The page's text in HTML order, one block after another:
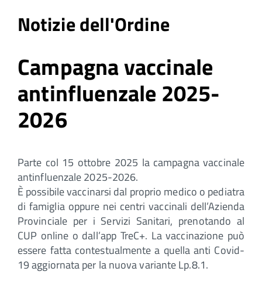
Notizie dell'Ordine
Campagna vaccinale
antinfluenzale 2025-
2026
Parte col 15 ottobre 2025 la campagna vaccinale
antinfluenzale 2025-2026.
È possibile vaccinarsi dal proprio medico o pediatra
di famiglia oppure nei centri vaccinali dell’Azienda
Provinciale per i Servizi Sanitari, prenotando al
CUP online o dall’app TreC+. La vaccinazione può
essere fatta contestualmente a quella anti Covid-
19 aggiornata per la nuova variante Lp.8.1.